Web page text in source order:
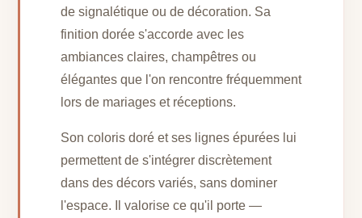
de signalétique ou de décoration. Sa
finition dorée s'accorde avec les
ambiances claires, champêtres ou
élégantes que l'on rencontre fréquemment
lors de mariages et réceptions.
Son coloris doré et ses lignes épurées lui
permettent de s'intégrer discrètement
dans des décors variés, sans dominer
l'espace. Il valorise ce qu'il porte —